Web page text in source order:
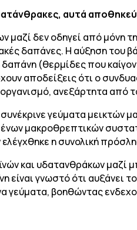
αυτά
μαζί δεν οδηγεί από μόνη
δαπάνες. Η αύξηση του
δαπάνη (θερμίδες που
αποδείξεις ότι ο
ανεξάρτητα από
γεύματα
μακροθρεπτικών
η συνολική
και υδατανθράκων μαζί
είναι γνωστό ότι αυξάνει
βοηθώντας